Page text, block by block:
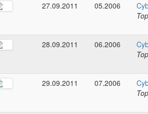
27.09.2011 05.2006
28.09.2011 06.2006
29.09.2011 07.2006